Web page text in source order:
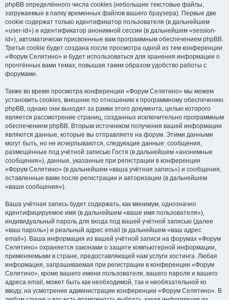
phpBB определённого числа cookies (небольшие текстовые файлы,
загружаемые в папку временных файлов вашего браузера). Первые две
cookie содержат только идентификатор пользователя (в дальнейшем
«user-id») и идентификатор анонимной сессии (в дальнейшем «session-
id»), автоматически присвоенные вам программным обеспечением phpBB.
Третья cookie будет создана после просмотра одной из тем конференции
«Форум Селятино» и будет использоваться для хранения информации о
прочтённых вами темах, повышая таким образом удобство работы с
форумами.
Также во время просмотра конференции «Форум Селятино» мы можем
установить cookies, внешние по отношению к программному обеспечению
phpBB, однако они выходят за рамки этого документа, целью которого
является рассмотрение страниц, созданных исключительно программным
обеспечением phpBB. Вторым источником получения вашей информации
являются данные, которые вы отправляете на форум. Этими данными
могут быть, но не исчерпываются, следующие данные: сообщения,
размещённые под учётной записью Гостя (в дальнейшем «анонимные
сообщения»), данные, указанные при регистрации в конференции
«Форум Селятино» (в дальнейшем «ваша учётная запись») и сообщения,
оставленные вами после регистрации и авторизации (в дальнейшем
«ваши сообщения»).
Ваша учётная запись будет содержать, как минимум, однозначно
идентифицируемое имя (в дальнейшем «ваше имя пользователя»),
индивидуальный пароль для входа под вашей учётной записью (далее
«ваш пароль») и реальный адрес email (в дальнейшем «ваш адрес
email»). Ваша информация из вашей учётной записи на форумах «Форум
Селятино» охраняется законами о защите компьютерной информации,
применяемыми в стране, предоставляющей нам услуги хостинга. Любая
информация, запрашиваемая при регистрации в конференции «Форум
Селятино», кроме вашего имени пользователя, вашего пароля и вашего
адреса email, может быть как необходимой, так и необязательной ко
вводу, на усмотрение администрации конференции «Форум Селятино». В